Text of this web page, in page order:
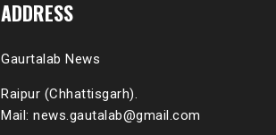
ADDRESS
Gaurtalab News
Raipur (Chhattisgarh).
Mail: news.gautalab@gmail.com